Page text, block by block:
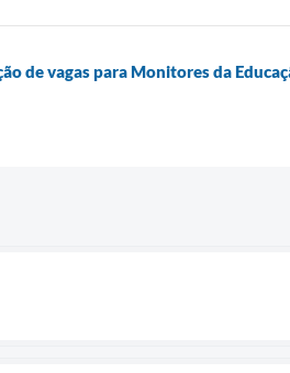
de vagas para Monitores da